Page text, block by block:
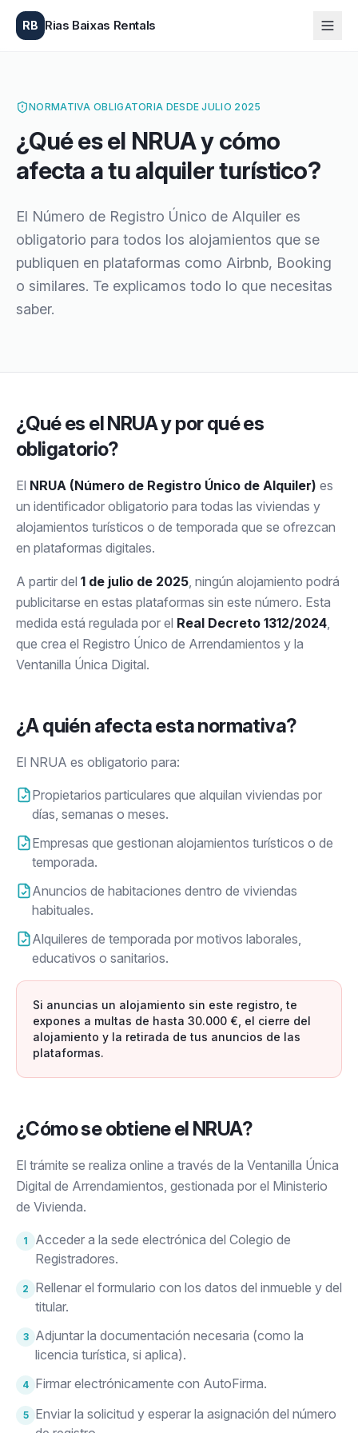
RB Rias Baixas Rentals
NORMATIVA OBLIGATORIA DESDE JULIO 2025
¿Qué es el NRUA y cómo
afecta a tu alquiler turístico?
El Número de Registro Único de Alquiler es
obligatorio para todos los alojamientos que se
publiquen en plataformas como Airbnb, Booking
o similares. Te explicamos todo lo que necesitas
saber.
¿Qué es el NRUA y por qué es
obligatorio?
El NRUA (Número de Registro Único de Alquiler) es
un identificador obligatorio para todas las viviendas y
alojamientos turísticos o de temporada que se ofrezcan
en plataformas digitales.
A partir del 1 de julio de 2025, ningún alojamiento podrá
publicitarse en estas plataformas sin este número. Esta
medida está regulada por el Real Decreto 1312/2024,
que crea el Registro Único de Arrendamientos y la
Ventanilla Única Digital.
¿A quién afecta esta normativa?
El NRUA es obligatorio para:
Propietarios particulares que alquilan viviendas por
días, semanas o meses.
Empresas que gestionan alojamientos turísticos o de
temporada.
Anuncios de habitaciones dentro de viviendas
habituales.
Alquileres de temporada por motivos laborales,
educativos o sanitarios.
Si anuncias un alojamiento sin este registro, te
expones a multas de hasta 30.000 €, el cierre del
alojamiento y la retirada de tus anuncios de las
plataformas.
¿Cómo se obtiene el NRUA?
El trámite se realiza online a través de la Ventanilla Única
Digital de Arrendamientos, gestionada por el Ministerio
de Vivienda.
1
Acceder a la sede electrónica del Colegio de
Registradores.
2
Rellenar el formulario con los datos del inmueble y del
titular.
3
Adjuntar la documentación necesaria (como la
licencia turística, si aplica).
4 Firmar electrónicamente con AutoFirma.
5
Enviar la solicitud y esperar la asignación del número